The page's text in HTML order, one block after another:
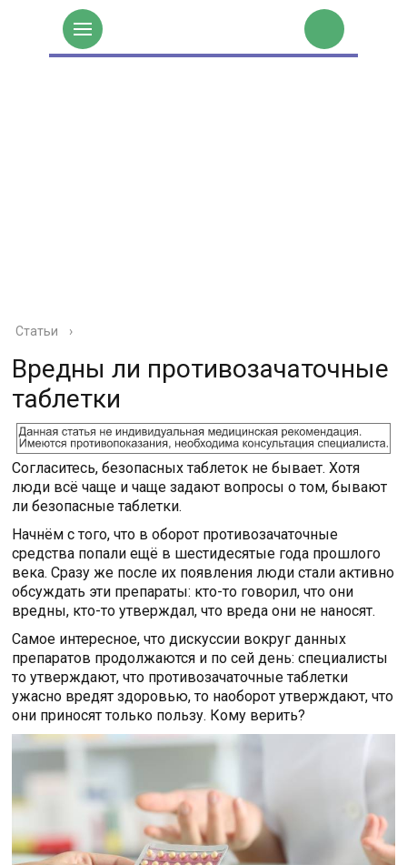
Статьи ›
Вредны ли противозачаточные
таблетки
Согласитесь, безопасных таблеток не бывает. Хотя
люди всё чаще и чаще задают вопросы о том, бывают
ли безопасные таблетки.
Начнём с того, что в оборот противозачаточные
средства попали ещё в шестидесятые года прошлого
века. Сразу же после их появления люди стали активно
обсуждать эти препараты: кто-то говорил, что они
вредны, кто-то утверждал, что вреда они не наносят.
Самое интересное, что дискуссии вокруг данных
препаратов продолжаются и по сей день: специалисты
то утверждают, что противозачаточные таблетки
ужасно вредят здоровью, то наоборот утверждают, что
они приносят только пользу. Кому верить?